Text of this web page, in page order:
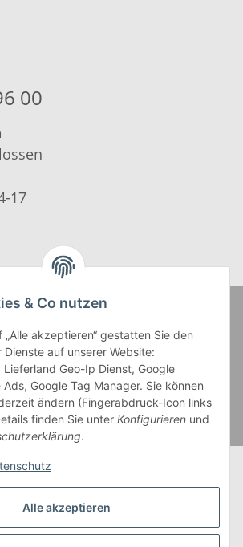
00
17
gesetzlicher USt., zzgl.Versand
& Co nutzen
„Alle akzeptieren“ gestatten Sie den
auf unserer Website:
Lieferland Geo-Ip Dienst, Google
Google Tag Manager. Sie können
ändern (Fingerabdruck-Icon links
finden Sie unter Konfigurieren und
.
Alle akzeptieren